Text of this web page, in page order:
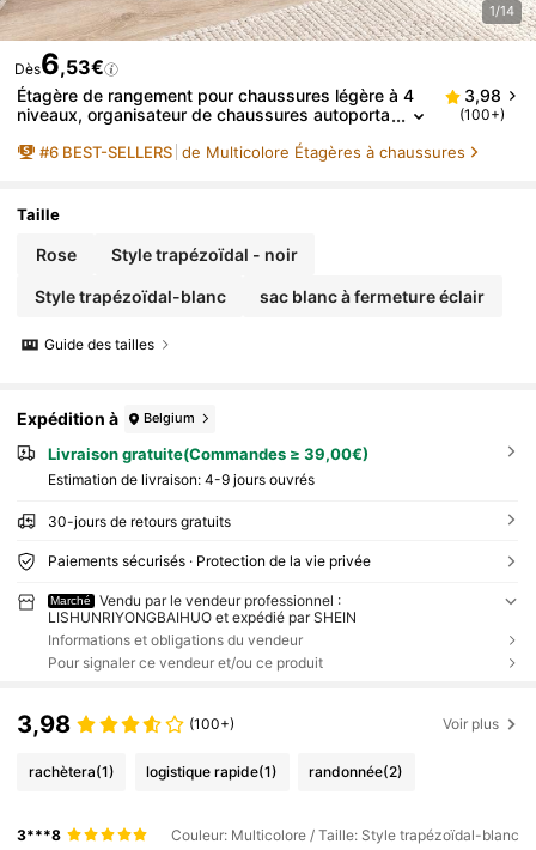
1/14
Dès6,53€
Étagère de rangement pour chaussures légère à 4
niveaux, organisateur de chaussures autoporta
d
3,98
(100+)
#6 BEST-SELLERS de Multicolore Étagères à chaussures
Taille
Rose Style trapézoïdal - noir
Style trapézoïdal-blanc sac blanc à fermeture éclair
Guide des tailles
Expédition à Belgium
Livraison gratuite(Commandes ≥ 39,00€)
Estimation de livraison: 4-9 jours ouvrés
30-jours de retours gratuits
Paiements sécurisés · Protection de la vie privée
Marché
Vendu par le vendeur professionnel :
LISHUNRIYONGBAIHUO et expédié par SHEIN
Informations et obligations du vendeur
Pour signaler ce vendeur et/ou ce produit
3,98 (100+) Voir plus
rachètera(1) logistique rapide(1) randonnée(2)
3***8 Couleur: Multicolore / Taille: Style trapézoïdal-blanc